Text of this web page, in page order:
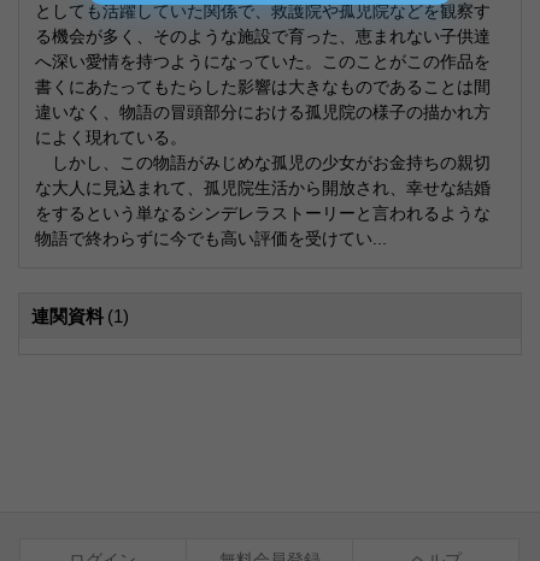
としても活躍していた関係で、救護院や孤児院などを観察す
る機会が多く、そのような施設で育った、恵まれない子供達
へ深い愛情を持つようになっていた。このことがこの作品を
書くにあたってもたらした影響は大きなものであることは間
違いなく、物語の冒頭部分における孤児院の様子の描かれ方
によく現れている。
しかし、この物語がみじめな孤児の少女がお金持ちの親切
な大人に見込まれて、孤児院生活から開放され、幸せな結婚
をするという単なるシンデレラストーリーと言われるような
物語で終わらずに今でも高い評価を受けてい...
連関資料 (1)